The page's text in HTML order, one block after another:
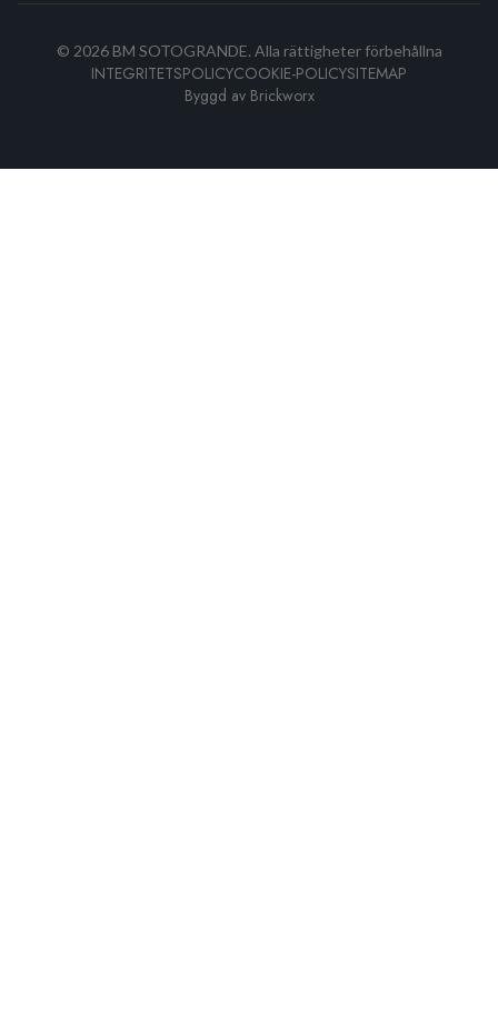
© 2026BM SOTOGRANDE. Alla rättigheter förbehållna
INTEGRITETSPOLICYCOOKIE-POLICYSITEMAP
Byggd av Brickworx